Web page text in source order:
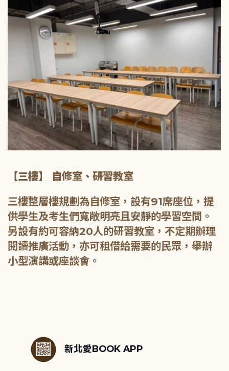
【三樓】 自修室、研習教室
三樓整層樓規劃為自修室，設有91席座位，提
供學生及考生們寬敞明亮且安靜的學習空間。
另設有約可容納20人的研習教室，不定期辦理
閱讀推廣活動，亦可租借給需要的民眾，舉辦
小型演講或座談會。
新北愛BOOK APP